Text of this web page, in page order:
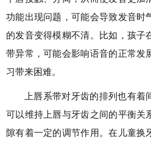
功能出现问题，可能会导致发音时
的发音变得模糊不清。比如，孩子
带异常，可能会影响语音的正常发
习带来困难。
上唇系带对牙齿的排列也有
可以维持上唇与牙齿之间的平衡关
隙有着一定的调节作用。在儿童换